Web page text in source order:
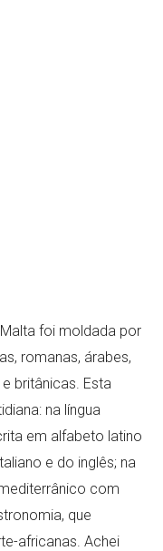
foi moldada por
romanas, árabes,
britânicas. Esta
na língua
em alfabeto latino
e do inglês; na
com
que
africanas. Achei